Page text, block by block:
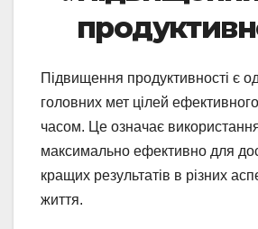
Підвищення продуктивності є
головних мет цілей
часом. Це означає використання
максимально ефективно для
кращих результатів в різних
життя.